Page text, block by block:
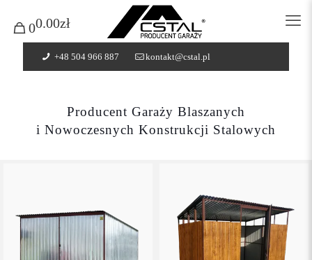
+48 504 966 887 kontakt@cstal.pl
00.00zł
Producent Garaży Blaszanych
i Nowoczesnych Konstrukcji Stalowych